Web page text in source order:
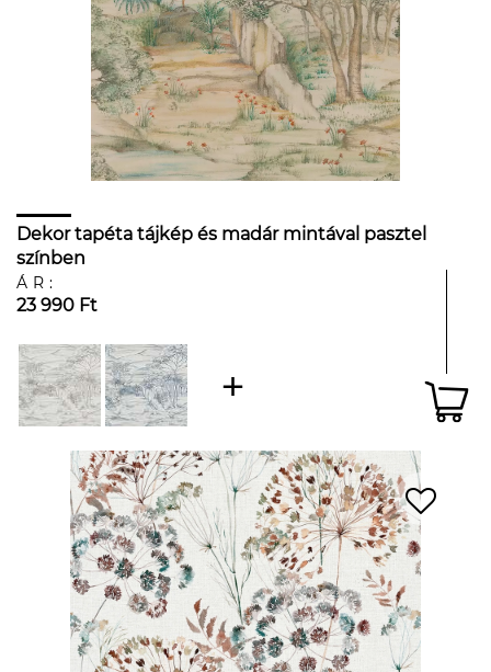
Dekor tapéta tájkép és madár mintával pasztel
színben
ÁR:
23 990 Ft